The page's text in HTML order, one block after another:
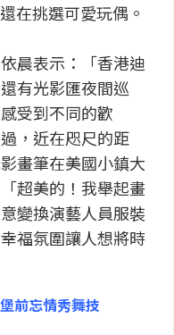
在挑選可愛玩偶。
晨表示：「香港迪
有光影匯夜間巡
受到不同的歡
，近在咫尺的距
畫筆在美國小鎮大
超美的！我舉起畫
變換演藝人員服裝
福氛圍讓人想將時
前忘情秀舞技